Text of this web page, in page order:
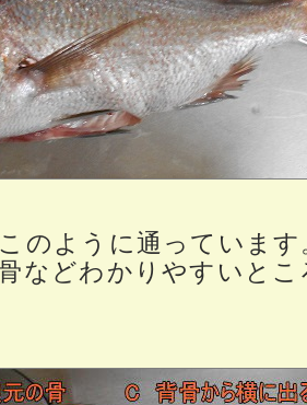
のように通っていま
などわかりやすいと